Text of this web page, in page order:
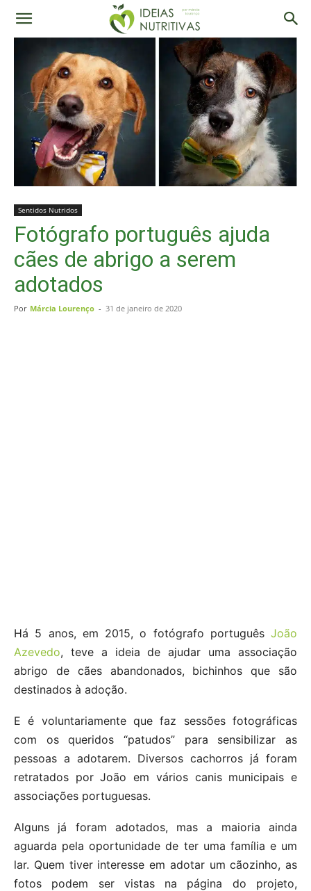
Sentidos Nutridos
Fotógrafo português ajuda
cães de abrigo a serem
adotados
Por Márcia Lourenço - 31 de janeiro de 2020
Há 5 anos, em 2015, o fotógrafo português João
Azevedo, teve a ideia de ajudar uma associação
abrigo de cães abandonados, bichinhos que são
destinados à adoção.
E é voluntariamente que faz sessões fotográficas
com os queridos “patudos” para sensibilizar as
pessoas a adotarem. Diversos cachorros já foram
retratados por João em vários canis municipais e
associações portuguesas.
Alguns já foram adotados, mas a maioria ainda
aguarda pela oportunidade de ter uma família e um
lar. Quem tiver interesse em adotar um cãozinho, as
fotos podem ser vistas na página do projeto,